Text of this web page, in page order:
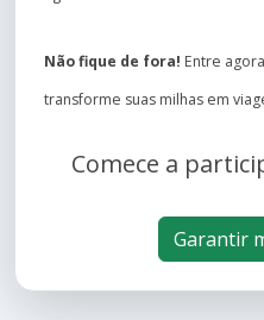
Não fique de fora! Entre
transforme suas milhas em
Comece a
Garantir